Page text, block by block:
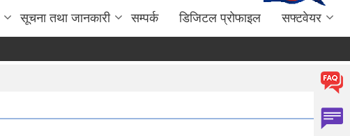
सूचना तथा जानकारी सम्पर्क डिजिटल प्रोफाइल सफ्टवेयर